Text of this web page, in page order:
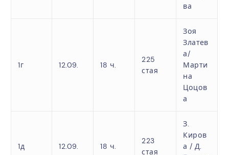
ва
1г 12.09. 18 ч.
225
стая
Зоя
Златев
а/
Марти
на
Цоцов
а
1д 12.09. 18 ч.
223
стая
З.
Киров
а / Д.